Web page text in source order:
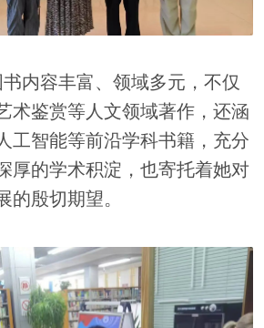
内容丰富、领域多元，不仅
术鉴赏等人文领域著作，还涵
工智能等前沿学科书籍，充分
厚的学术积淀，也寄托着她对
的殷切期望。